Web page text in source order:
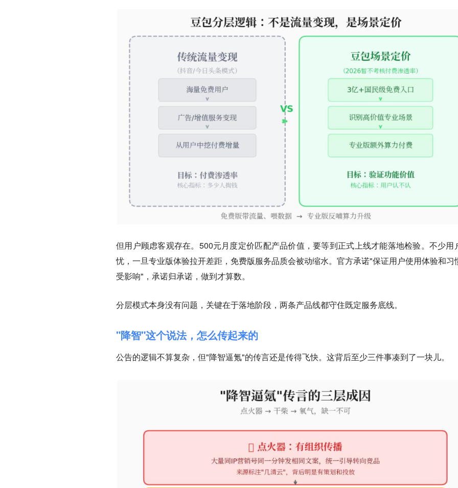
但用户顾虑客观存在。500元月度定价匹配产品价值，要等到正式上线才能落地检验。不少用
忧，一旦专业版体验拉开差距，免费版服务品质会被动缩水。官方承诺"保证用户使用体验和习
受影响"， 承诺归承诺，做到才算数。
分层模式本身没有问题，关键在于落地阶段，两条产品线都守住既定服务底线。
"降智"这个说法，怎么传起来的
公告的逻辑不算复杂，但"降智逼氪"的传言还是传得飞快。这背后至少三件事凑到了一块儿。